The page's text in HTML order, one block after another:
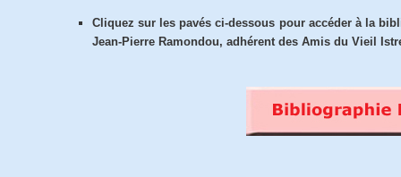
Cliquez sur les pavés ci-dessous pour accéder à la
Jean-Pierre Ramondou, adhérent des Amis du Vieil